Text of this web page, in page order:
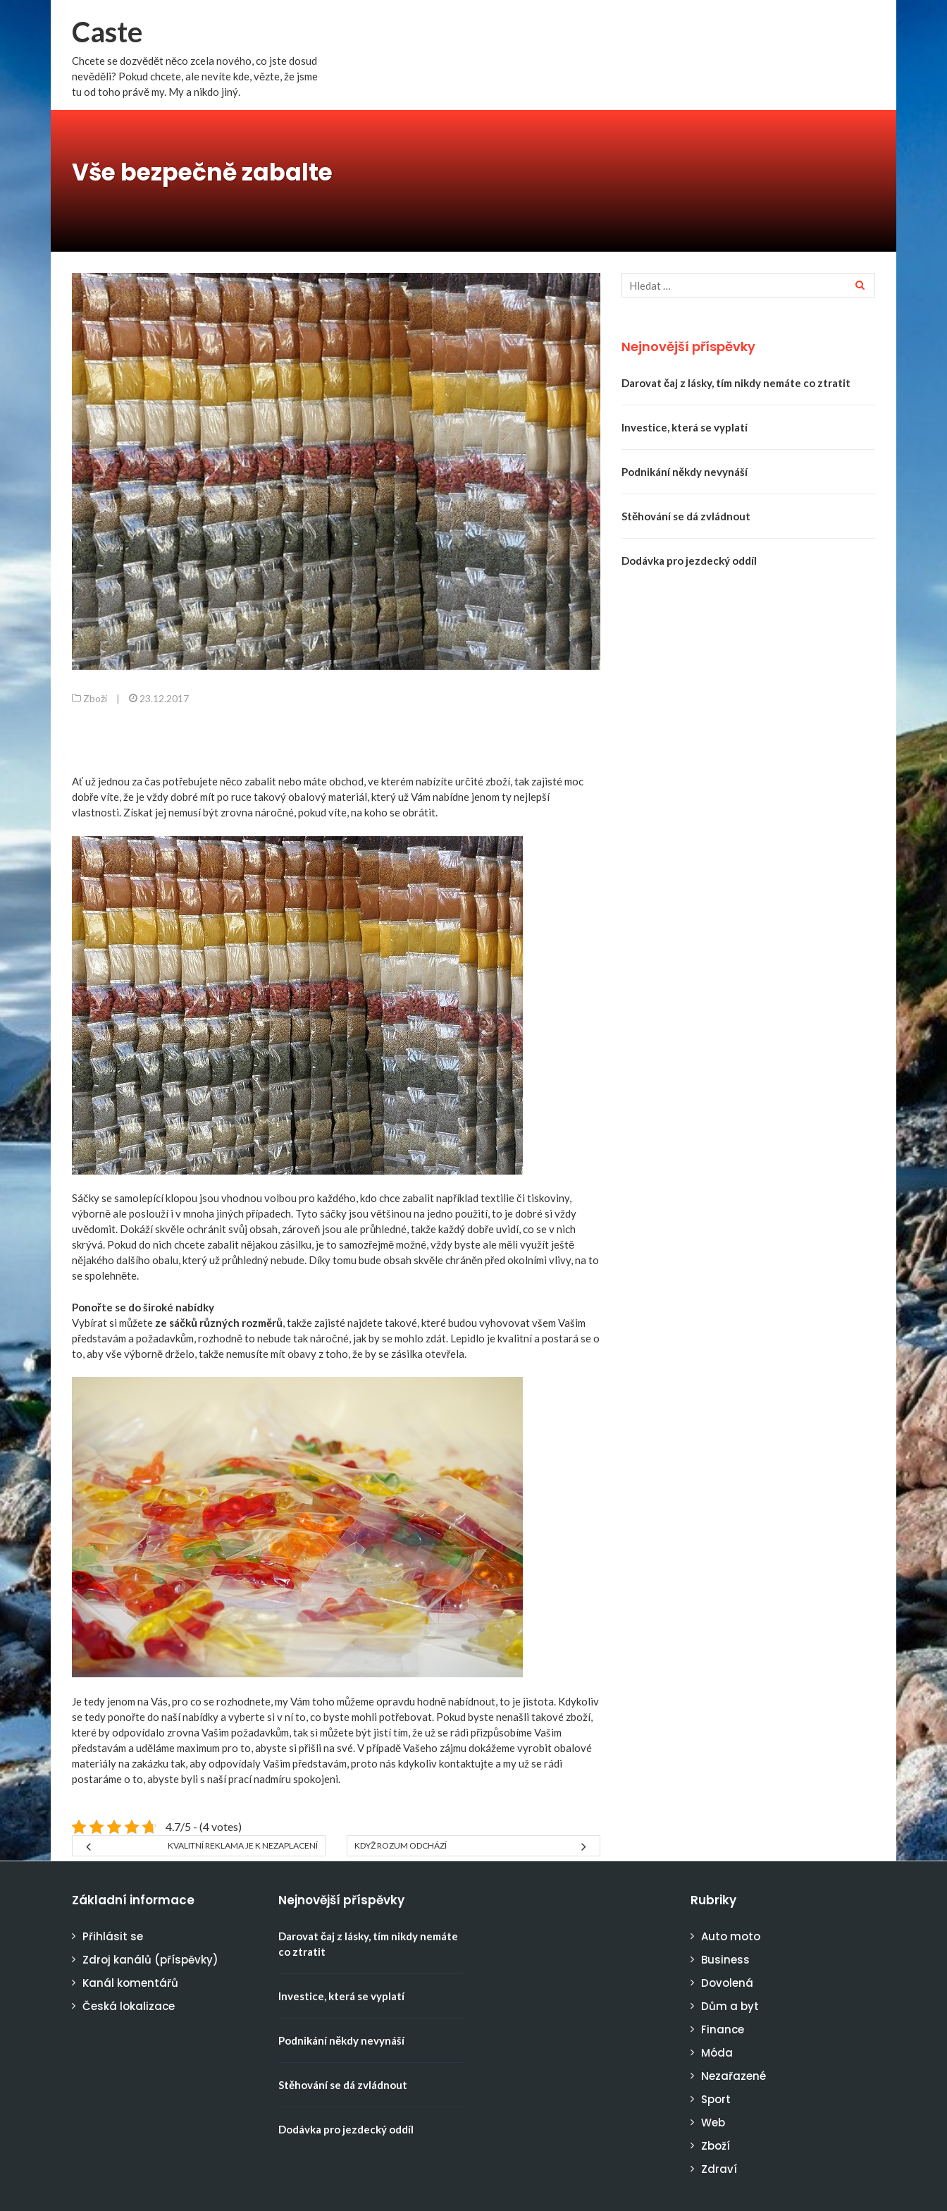
Caste
Chcete se dozvědět něco zcela nového, co jste dosud
nevěděli? Pokud chcete, ale nevíte kde, vězte, že jsme
tu od toho právě my. My a nikdo jiný.
Vše bezpečně zabalte
Zboží | 23.12.2017
Ať už jednou za čas potřebujete něco zabalit nebo máte obchod, ve kterém nabízíte určité zboží, tak zajisté moc
dobře víte, že je vždy dobré mít po ruce takový obalový materiál, který už Vám nabídne jenom ty nejlepší
vlastnosti. Získat jej nemusí být zrovna náročné, pokud víte, na koho se obrátit.
Sáčky se samolepící klopou jsou vhodnou volbou pro každého, kdo chce zabalit například textilie či tiskoviny,
výborně ale poslouží i v mnoha jiných případech. Tyto sáčky jsou většinou na jedno použití, to je dobré si vždy
uvědomit. Dokáží skvěle ochránit svůj obsah, zároveň jsou ale průhledné, takže každý dobře uvidí, co se v nich
skrývá. Pokud do nich chcete zabalit nějakou zásilku, je to samozřejmě možné, vždy byste ale měli využít ještě
nějakého dalšího obalu, který už průhledný nebude. Díky tomu bude obsah skvěle chráněn před okolními vlivy, na to
se spolehněte.
Ponořte se do široké nabídky
Vybírat si můžete ze sáčků různých rozměrů , takže zajisté najdete takové, které budou vyhovovat všem Vašim
představám a požadavkům, rozhodně to nebude tak náročné, jak by se mohlo zdát. Lepidlo je kvalitní a postará se o
to, aby vše výborně drželo, takže nemusíte mít obavy z toho, že by se zásilka otevřela.
Je tedy jenom na Vás, pro co se rozhodnete, my Vám toho můžeme opravdu hodně nabídnout, to je jistota. Kdykoliv
se tedy ponořte do naší nabídky a vyberte si v ní to, co byste mohli potřebovat. Pokud byste nenašli takové zboží,
které by odpovídalo zrovna Vašim požadavkům, tak si můžete být jistí tím, že už se rádi přizpůsobíme Vašim
představám a uděláme maximum pro to, abyste si přišli na své. V případě Vašeho zájmu dokážeme vyrobit obalové
materiály na zakázku tak, aby odpovídaly Vašim představám, proto nás kdykoliv kontaktujte a my už se rádi
postaráme o to, abyste byli s naší prací nadmíru spokojeni.
4.7/5 - (4 votes)
KVALITNÍ REKLAMA JE K NEZAPLACENÍ KDYŽ ROZUM ODCHÁZÍ
Nejnovější příspěvky
Darovat čaj z lásky, tím nikdy nemáte co ztratit
Investice, která se vyplatí
Podnikání někdy nevynáší
Stěhování se dá zvládnout
Dodávka pro jezdecký oddíl
Základní informace
Přihlásit se
Zdroj kanálů (příspěvky)
Kanál komentářů
Česká lokalizace
Nejnovější příspěvky
Darovat čaj z lásky, tím nikdy nemáte
co ztratit
Investice, která se vyplatí
Podnikání někdy nevynáší
Stěhování se dá zvládnout
Dodávka pro jezdecký oddíl
Rubriky
Auto moto
Business
Dovolená
Dům a byt
Finance
Móda
Nezařazené
Sport
Web
Zboží
Zdraví